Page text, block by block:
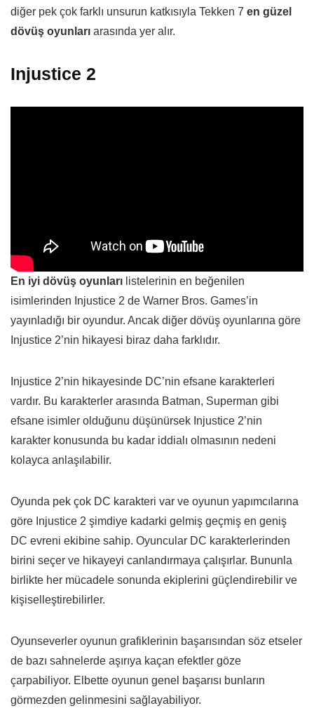
diğer pek çok farklı unsurun katkısıyla Tekken 7 en güzel
dövüş oyunları arasında yer alır.
Injustice 2
En iyi dövüş oyunları listelerinin en beğenilen
isimlerinden Injustice 2 de Warner Bros. Games’in
yayınladığı bir oyundur. Ancak diğer dövüş oyunlarına göre
Injustice 2’nin hikayesi biraz daha farklıdır.
Injustice 2’nin hikayesinde DC’nin efsane karakterleri
vardır. Bu karakterler arasında Batman, Superman gibi
efsane isimler olduğunu düşünürsek Injustice 2’nin
karakter konusunda bu kadar iddialı olmasının nedeni
kolayca anlaşılabilir.
Oyunda pek çok DC karakteri var ve oyunun yapımcılarına
göre Injustice 2 şimdiye kadarki gelmiş geçmiş en geniş
DC evreni ekibine sahip. Oyuncular DC karakterlerinden
birini seçer ve hikayeyi canlandırmaya çalışırlar. Bununla
birlikte her mücadele sonunda ekiplerini güçlendirebilir ve
kişiselleştirebilirler.
Oyunseverler oyunun grafiklerinin başarısından söz etseler
de bazı sahnelerde aşırıya kaçan efektler göze
çarpabiliyor. Elbette oyunun genel başarısı bunların
görmezden gelinmesini sağlayabiliyor.